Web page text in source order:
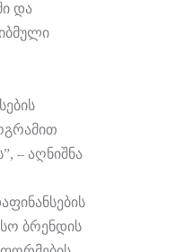
და
– აღნიშნა
ბრენდის